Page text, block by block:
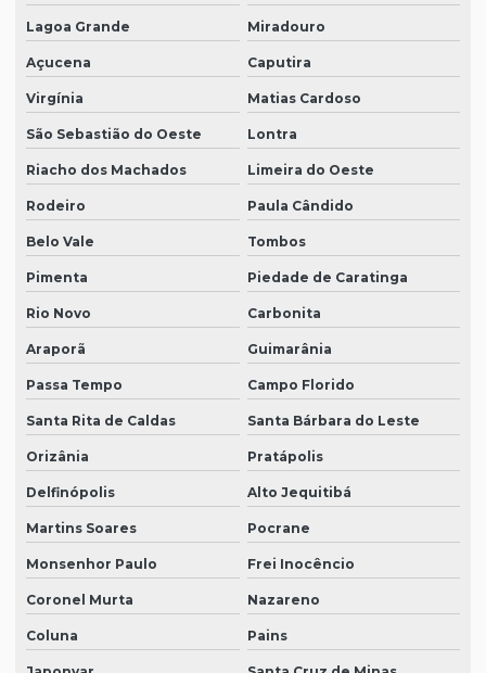
Lagoa Grande Miradouro
Açucena Caputira
Virgínia Matias Cardoso
São Sebastião do Oeste Lontra
Riacho dos Machados Limeira do Oeste
Rodeiro Paula Cândido
Belo Vale Tombos
Pimenta Piedade de Caratinga
Rio Novo Carbonita
Araporã Guimarânia
Passa Tempo Campo Florido
Santa Rita de Caldas Santa Bárbara do Leste
Orizânia Pratápolis
Delfinópolis Alto Jequitibá
Martins Soares Pocrane
Monsenhor Paulo Frei Inocêncio
Coronel Murta Nazareno
Coluna Pains